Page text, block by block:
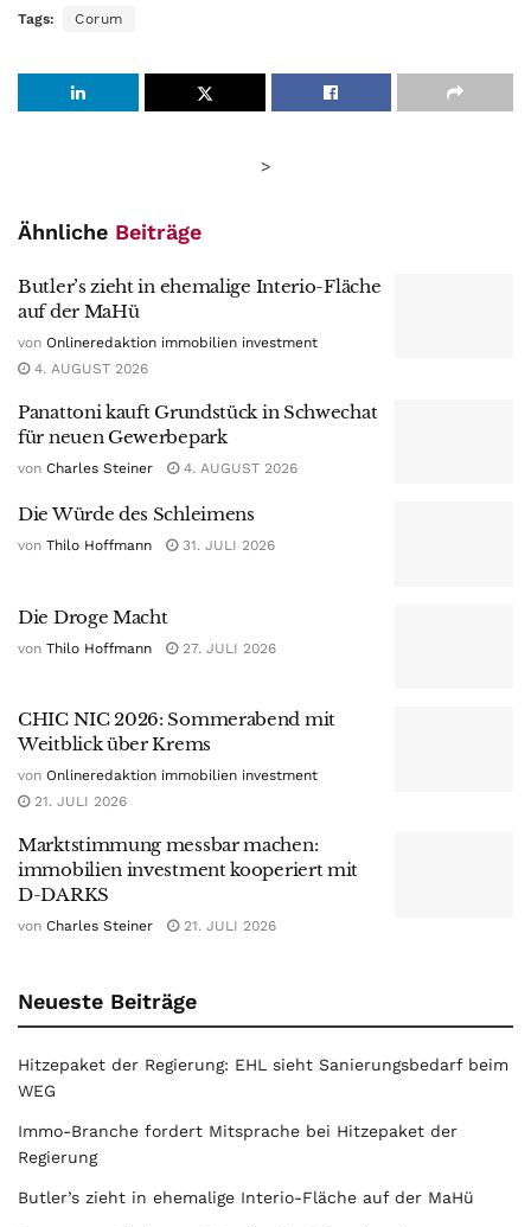
Tags: Corum
>
Ähnliche Beiträge
Butler’s zieht in ehemalige Interio-Fläche
auf der MaHü
von Onlineredaktion immobilien investment
4. AUGUST 2026
Panattoni kauft Grundstück in Schwechat
für neuen Gewerbepark
von Charles Steiner 4. AUGUST 2026
Die Würde des Schleimens
von Thilo Hoffmann 31. JULI 2026
Die Droge Macht
von Thilo Hoffmann 27. JULI 2026
CHIC NIC 2026: Sommerabend mit
Weitblick über Krems
von Onlineredaktion immobilien investment
21. JULI 2026
Marktstimmung messbar machen:
immobilien investment kooperiert mit
D-DARKS
von Charles Steiner 21. JULI 2026
Neueste Beiträge
Hitzepaket der Regierung: EHL sieht Sanierungsbedarf beim
WEG
Immo-Branche fordert Mitsprache bei Hitzepaket der
Regierung
Butler’s zieht in ehemalige Interio-Fläche auf der MaHü